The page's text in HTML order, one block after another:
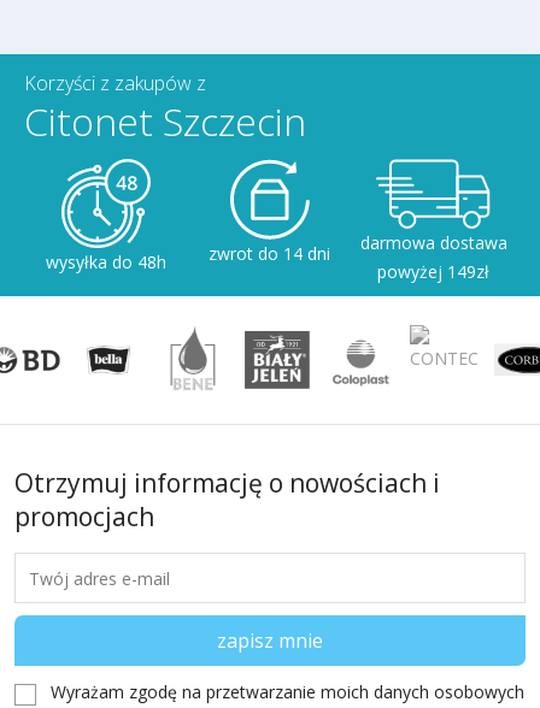
Korzyści z zakupów z
Citonet Szczecin
wysyłka do 48h zwrot do 14 dni
darmowa dostawa
powyżej 149zł
Otrzymuj informację o nowościach i
promocjach
Wyrażam zgodę na przetwarzanie moich danych osobowych